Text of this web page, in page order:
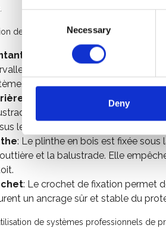
Selection
Necessary
Deny
de bord de toiture SGS se compose
: La protection des rives de toit
réguliers le long de la rive du
: Les mains courantes
est d'environ un mètre. Ce
le bord du toit.
: Le plinthe en bois est fixée
et la balustrade. Elle
: Le crochet de fixation permet
un ancrage sûr et stable du
de systèmes professionnels de